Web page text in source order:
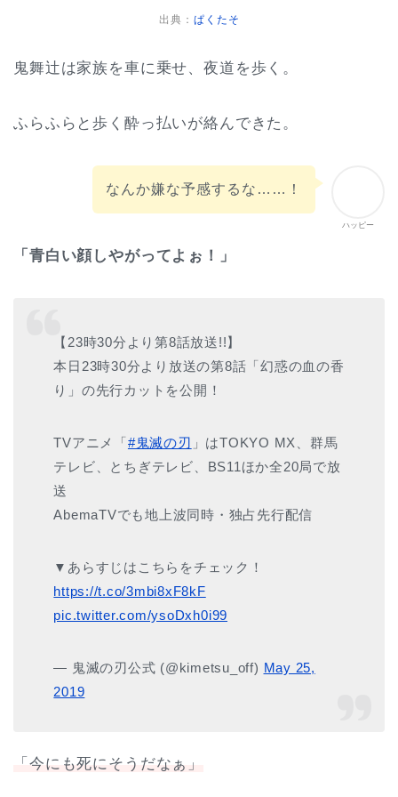
出典： ぱくたそ
鬼舞辻は家族を車に乗せ、夜道を歩く。
ふらふらと歩く酔っ払いが絡んできた。
ハッピー
なんか嫌な予感するな……！
「青白い顔しやがってよぉ！」
【23時30分より第8話放送!!】
本日23時30分より放送の第8話「幻惑の血の香
り」の先行カットを公開！
TVアニメ「#鬼滅の刃 」はTOKYO MX、群馬
テレビ、とちぎテレビ、BS11ほか全20局で放
送
AbemaTVでも地上波同時・独占先行配信
▼あらすじはこちらをチェック！
https://t.co/3mbi8xF8kF
pic.twitter.com/ysoDxh0i99
— 鬼滅の刃公式 (@kimetsu_off) May 25,
2019
「今にも死にそうだなぁ」